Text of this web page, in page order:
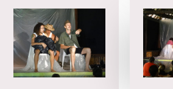
Tuarii Tracqui et
Guillaume Gay narrent
l’histoire à travers
l’espace et le temps,
avec un minimum
d’accessoires, faisant